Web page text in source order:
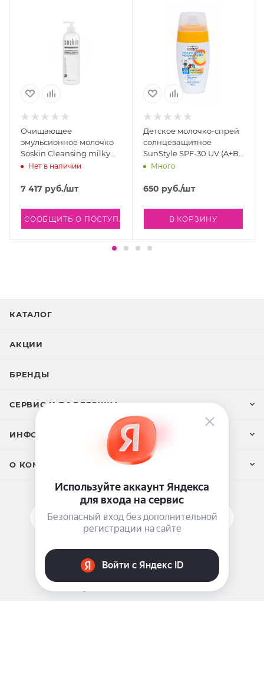
Очищающее
эмульсионное молочко
Soskin Cleansing milky
emulsion, 500 мл
Нет в наличии
7 417 руб./шт
СООБЩИТЬ О ПОСТУПЛЕНИИ
Детское молочко-спрей
солнцезащитное
SunStyle SPF-30 UV (A+B),
100 мл
Много
650 руб./шт
В КОРЗИНУ
КАТАЛОГ
АКЦИИ
БРЕНДЫ
СЕРВИС И ПОДДЕРЖКА
ИНФОРМАЦИЯ
О КОМПАНИИ
ПОДПИСАТЬСЯ НА РАССЫЛКУ
ЗАДАТЬ ВОПРОС